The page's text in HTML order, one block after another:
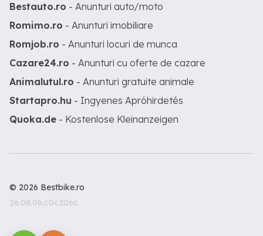
Bestauto.ro - Anunturi auto/moto
Romimo.ro - Anunturi imobiliare
Romjob.ro - Anunturi locuri de munca
Cazare24.ro - Anunturi cu oferte de cazare
Animalutul.ro - Anunturi gratuite animale
Startapro.hu - Ingyenes Apróhirdetés
Quoka.de - Kostenlose Kleinanzeigen
© 2026 Bestbike.ro
26.08.06.c0c206c